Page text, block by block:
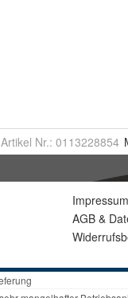
Artikel Nr.: 0113228854
Impressum
AGB &